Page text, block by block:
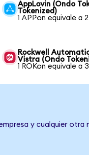
AppLovin (Ondo
Tokenized)
1 APPon equivale a
Rockwell
Vistra (Ondo
1 ROKon equivale a
y cualquier otra